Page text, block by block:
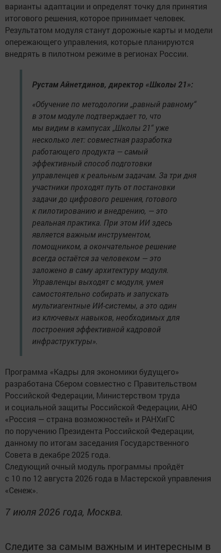
варианты адаптации и определят точку для принятия
итогового решения, которое принимает человек.
Результатом модуля станут дорожные карты и модели
опережающего управления, которые планируются
внедрять в пилотном режиме в регионах России.
Рустам Айнетдинов, директор «Школы 21»:
«Обучение по методологии „равный равному“
в этом модуле подтверждает то, что
мы видим в кампусах „Школы 21“ уже
несколько лет: совместная разработка
работающего продукта — самый
эффективный способ подготовки
управленцев к реальным задачам. За три дня
участники проходят путь от постановки
задачи до цифрового решения, готового
к пилотированию и внедрению, — это
реальная практика. При этом ИИ здесь
является важным инструментом,
помощником, а окончательное решение
всегда остаётся за человеком — это
заложено в саму архитектуру модуля.
Управленцы выходят с модуля, умея
самостоятельно собирать и запускать
мультиагентные ИИ-системы, а это один
из ключевых навыков, необходимых для
построения эффективной кадровой
инфраструктуры».
Программа «Кадры для экономики будущего»
разработана Сбером совместно с Правительством
Российской Федерации, Министерством труда
и социальной защиты Российской Федерации, АНО
«Россия — страна возможностей» и РАНХиГС
по поручению Президента Российской Федерации,
данному по итогам заседания Государственного
Совета в декабре 2025 года.
Следующий очный модуль программы пройдёт
с 10 по 12 августа 2026 года в Мастерской управления
«Сенеж».
7 июля 2026 года, Москва.
Следите за самым важным и интересным в